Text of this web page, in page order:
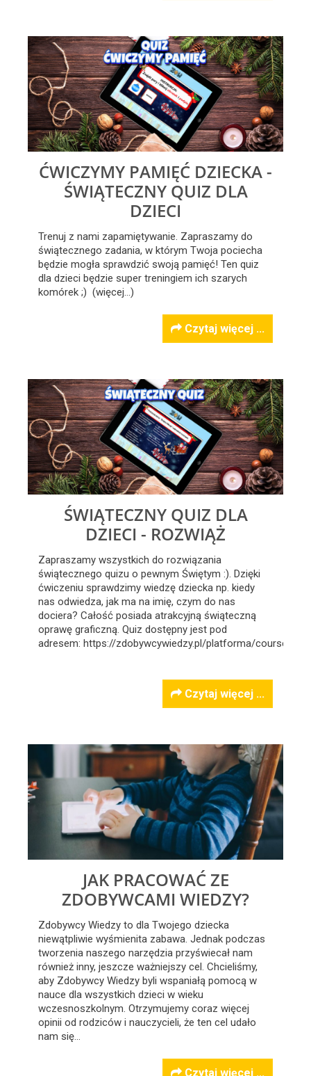
ĆWICZYMY PAMIĘĆ DZIECKA -
ŚWIĄTECZNY QUIZ DLA
DZIECI
Trenuj z nami zapamiętywanie. Zapraszamy do
świątecznego zadania, w którym Twoja pociecha
będzie mogła sprawdzić swoją pamięć! Ten quiz
dla dzieci będzie super treningiem ich szarych
komórek ;) (więcej…)
Czytaj więcej ...
ŚWIĄTECZNY QUIZ DLA
DZIECI - ROZWIĄŻ
Zapraszamy wszystkich do rozwiązania
świątecznego quizu o pewnym Świętym :). Dzięki
ćwiczeniu sprawdzimy wiedzę dziecka np. kiedy
nas odwiedza, jak ma na imię, czym do nas
dociera? Całość posiada atrakcyjną świąteczną
oprawę graficzną. Quiz dostępny jest pod
adresem: https://zdobywcywiedzy.pl/platforma/course/
Czytaj więcej ...
JAK PRACOWAĆ ZE
ZDOBYWCAMI WIEDZY?
Zdobywcy Wiedzy to dla Twojego dziecka
niewątpliwie wyśmienita zabawa. Jednak podczas
tworzenia naszego narzędzia przyświecał nam
również inny, jeszcze ważniejszy cel. Chcieliśmy,
aby Zdobywcy Wiedzy byli wspaniałą pomocą w
nauce dla wszystkich dzieci w wieku
wczesnoszkolnym. Otrzymujemy coraz więcej
opinii od rodziców i nauczycieli, że ten cel udało
nam się…
Czytaj więcej ...